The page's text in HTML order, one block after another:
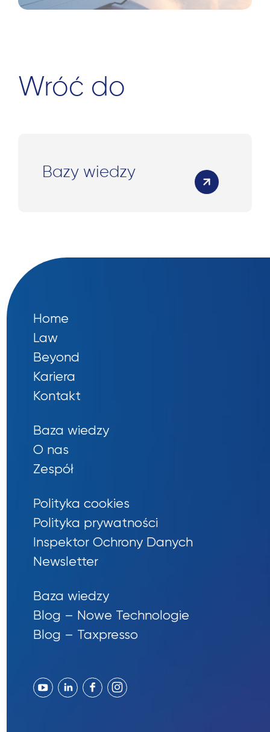
Wróć do
Bazy wiedzy
Home
Law
Beyond
Kariera
Kontakt
Baza wiedzy
O nas
Zespół
Polityka cookies
Polityka prywatności
Inspektor Ochrony Danych
Newsletter
Baza wiedzy
Blog – Nowe Technologie
Blog – Taxpresso